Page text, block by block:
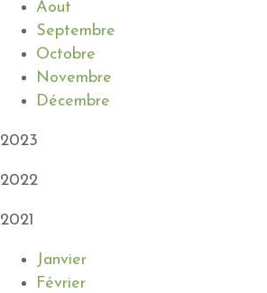
Aout
Septembre
Octobre
Novembre
Décembre
2023
2022
2021
Janvier
Février